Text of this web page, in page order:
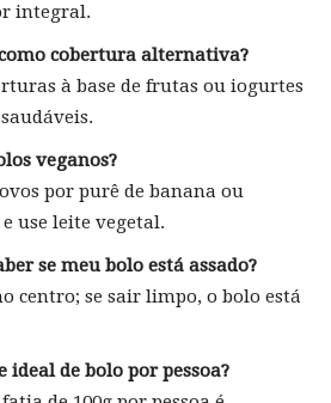
integral.
cobertura alternativa?
à base de frutas ou iogurtes
veganos?
por purê de banana ou
use leite vegetal.
se meu bolo está assado?
centro; se sair limpo, o bolo está
ideal de bolo por pessoa?